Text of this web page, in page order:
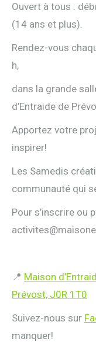
Ouvert à tous :
(14 ans et plus).
Rendez-vous
h,
dans la grande
d’Entraide de
Apportez votre
inspirer!
Les Samedis
communauté qui
Pour s’inscrire ou
📍 Maison
Prévost, J0R 1T0
Suivez-nous sur
manquer!